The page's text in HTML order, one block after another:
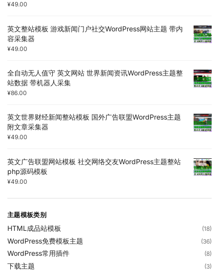
¥49.00
英文整站模板 游戏新闻门户社交WordPress网站主题 带内
容采集器
¥49.00
全自动无人值守 英文网站 世界新闻资讯WordPress主题整
站数据 带机器人采集
¥86.00
英文世界财经新闻整站模板 国外广告联盟WordPress主题
附文章采集器
¥49.00
英文广告联盟网站模板 社交网络交友WordPress主题整站
php源码模板
¥49.00
主题模板类别
HTML成品站模板 (18)
WordPress免费模板主题 (36)
WordPress常用插件 (8)
下载主题 (3)